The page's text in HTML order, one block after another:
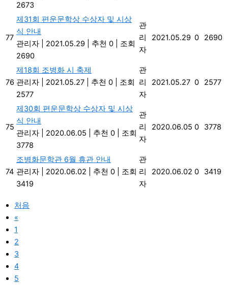
2673
77
제31회 편운문학상 수상자 및 시상
식 안내
관리자
2021.05.29 추천 0
조회
2690
관
리
자
2021.05.29 0 2690
76
제18회 조병화 시 축제
관리자
2021.05.27 추천 0
조회
2577
관
리
자
2021.05.27 0 2577
75
제30회 편운문학상 수상자 및 시상
식 안내
관리자
2020.06.05 추천 0
조회
3778
관
리
자
2020.06.05 0 3778
74
조병화문학관 6월 휴관 안내
관리자
2020.06.02 추천 0
조회
3419
관
리
자
2020.06.02 0 3419
처음
«
1
2
3
4
5